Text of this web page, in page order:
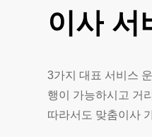
이사 서
3가지 대표 서비스
행이 가능하시고 거
따라서도 맞춤이사